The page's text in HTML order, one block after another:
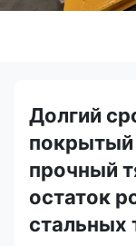
Долгий
покрытый
прочный
остаток
стальных